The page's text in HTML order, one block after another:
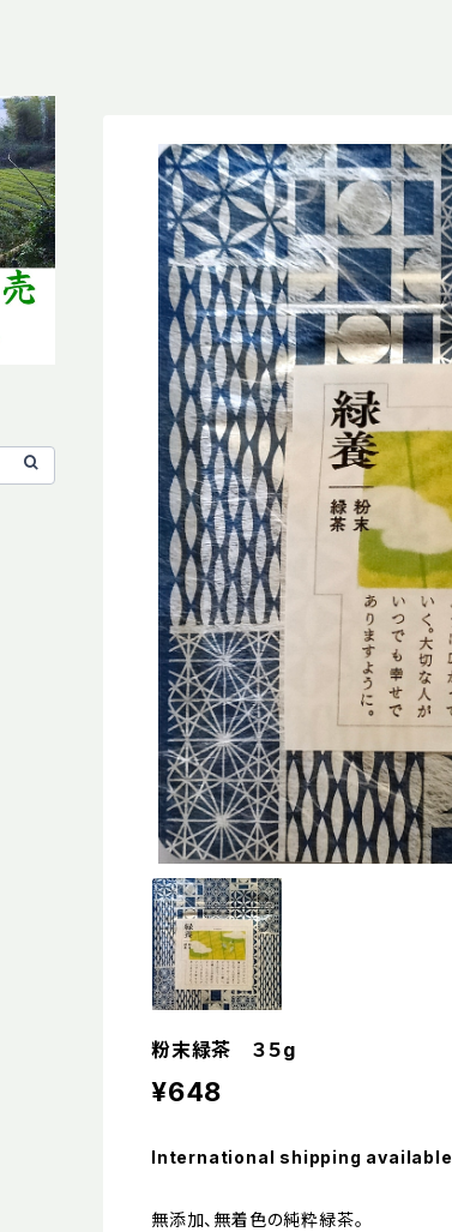
粉末緑茶 ３５g
¥648
International shipping available
無添加、無着色の純粋緑茶。